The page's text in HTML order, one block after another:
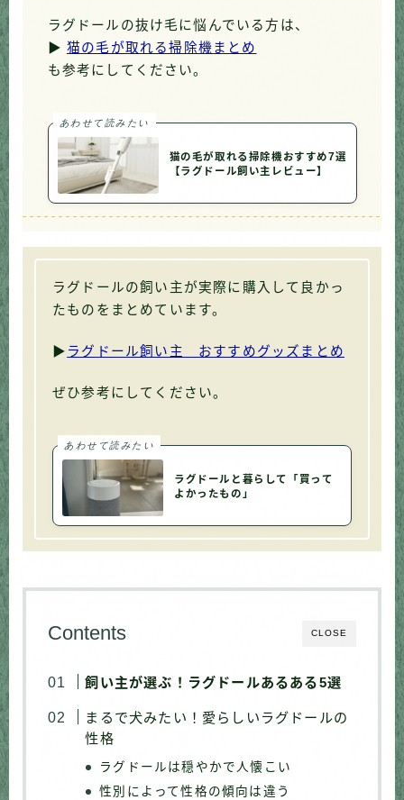
ラグドールの抜け毛に悩んでいる方は、
▶ 猫の毛が取れる掃除機まとめ
も参考にしてください。
あわせて読みたい
猫の毛が取れる掃除機おすすめ7選
【ラグドール飼い主レビュー】
ラグドールの飼い主が実際に購入して良かっ
たものをまとめています。
▶ ラグドール飼い主 おすすめグッズまとめ
ぜひ参考にしてください。
あわせて読みたい
ラグドールと暮らして「買って
よかったもの」
CLOSE
Contents
飼い主が選ぶ！ラグドールあるある5選
まるで犬みたい！愛らしいラグドールの
性格
ラグドールは穏やかで人懐こい
性別によって性格の傾向は違う